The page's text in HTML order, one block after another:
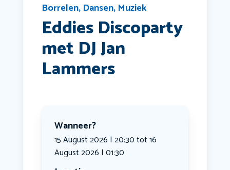
Borrelen, Dansen, Muziek
Eddies Discoparty
met DJ Jan
Lammers
Wanneer?
15 August 2026 | 20:30 tot 16
August 2026 | 01:30